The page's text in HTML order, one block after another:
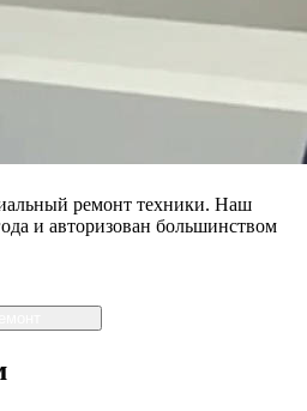
ремонт техники. Наш
и авторизован большинством